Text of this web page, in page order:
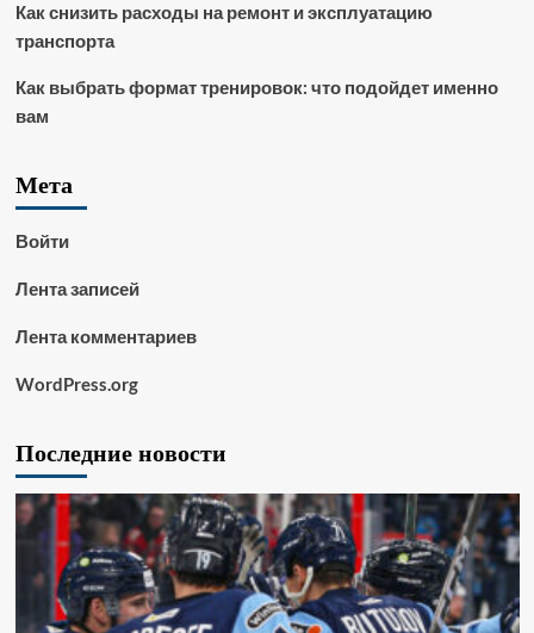
Как снизить расходы на ремонт и эксплуатацию
транспорта
Как выбрать формат тренировок: что подойдет именно
вам
Мета
Войти
Лента записей
Лента комментариев
WordPress.org
Последние новости